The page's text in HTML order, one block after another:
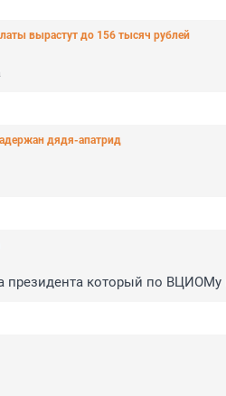
вырастут до 156 тысяч рублей
дядя-апатрид
президента который по ВЦИОМу